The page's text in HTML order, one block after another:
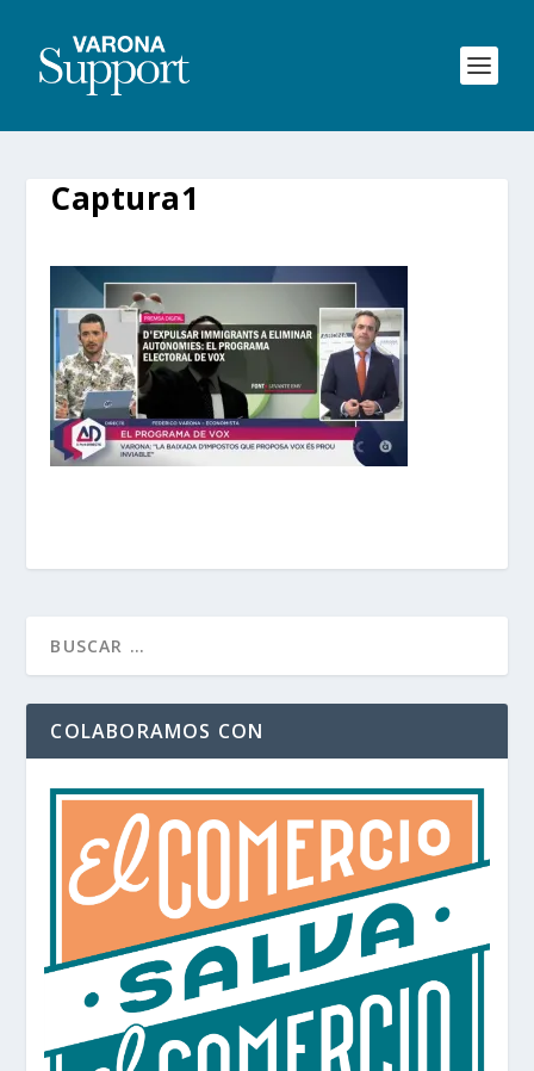
Captura1
COLABORAMOS CON